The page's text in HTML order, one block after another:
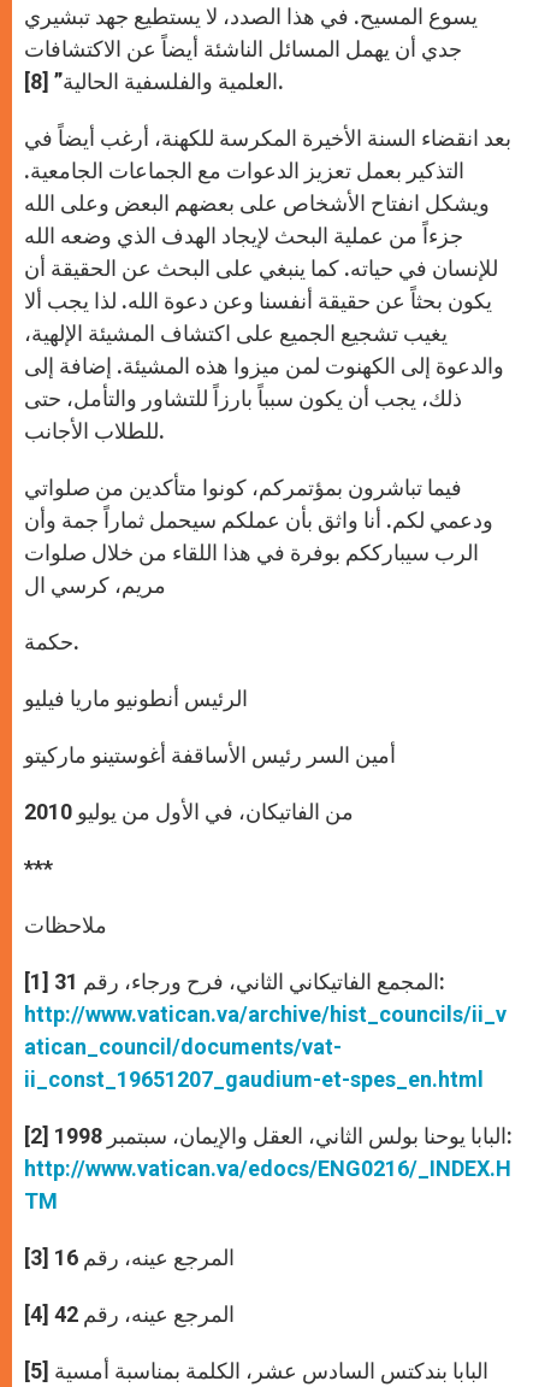
يسوع المسيح. في هذا الصدد، لا يستطيع جهد تبشيري
جدي أن يهمل المسائل الناشئة أيضاً عن الاكتشافات
العلمية والفلسفية الحالية” [8].
بعد انقضاء السنة الأخيرة المكرسة للكهنة، أرغب أيضاً في
التذكير بعمل تعزيز الدعوات مع الجماعات الجامعية.
ويشكل انفتاح الأشخاص على بعضهم البعض وعلى الله
جزءاً من عملية البحث لإيجاد الهدف الذي وضعه الله
للإنسان في حياته. كما ينبغي على البحث عن الحقيقة أن
يكون بحثاً عن حقيقة أنفسنا وعن دعوة الله. لذا يجب ألا
يغيب تشجيع الجميع على اكتشاف المشيئة الإلهية،
والدعوة إلى الكهنوت لمن ميزوا هذه المشيئة. إضافة إلى
ذلك، يجب أن يكون سبباً بارزاً للتشاور والتأمل، حتى
للطلاب الأجانب.
فيما تباشرون بمؤتمركم، كونوا متأكدين من صلواتي
ودعمي لكم. أنا واثق بأن عملكم سيحمل ثماراً جمة وأن
الرب سيبارككم بوفرة في هذا اللقاء من خلال صلوات
مريم، كرسي ال
حكمة.
الرئيس أنطونيو ماريا فيليو
أمين السر رئيس الأساقفة أغوستينو ماركيتو
من الفاتيكان، في الأول من يوليو 2010
***
ملاحظات
[1] المجمع الفاتيكاني الثاني، فرح ورجاء، رقم 31:
http://www.vatican.va/archive/hist_councils/ii_v
atican_council/documents/vat-
ii_const_19651207_gaudium-et-spes_en.html
[2] البابا يوحنا بولس الثاني، العقل والإيمان، سبتمبر 1998:
http://www.vatican.va/edocs/ENG0216/_INDEX.H
TM
[3] المرجع عينه، رقم 16
[4] المرجع عينه، رقم 42
[5] البابا بندكتس السادس عشر، الكلمة بمناسبة أمسية